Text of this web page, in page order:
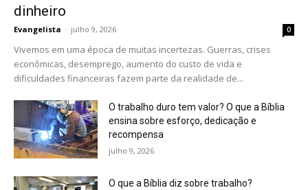
dinheiro
Evangelista - julho 9, 2026 0
Vivemos em uma época de muitas incertezas. Guerras, crises
econômicas, desemprego, aumento do custo de vida e
dificuldades financeiras fazem parte da realidade de...
O trabalho duro tem valor? O que a Bíblia
ensina sobre esforço, dedicação e
recompensa
julho 9, 2026
O que a Bíblia diz sobre trabalho?